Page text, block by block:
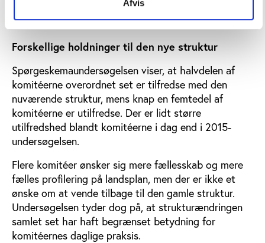
Afvis
kerneaktiviteter – som f.eks. at finde lokaler, lokale
samarbejdspartnere og relevante oplægsholdere.
Forskellige holdninger til den nye struktur
Spørgeskemaundersøgelsen viser, at halvdelen af
komitéerne overordnet set er tilfredse med den
nuværende struktur, mens knap en femtedel af
komitéerne er utilfredse. Der er lidt større
utilfredshed blandt komitéerne i dag end i 2015-
undersøgelsen.
Flere komitéer ønsker sig mere fællesskab og mere
fælles profilering på landsplan, men der er ikke et
ønske om at vende tilbage til den gamle struktur.
Undersøgelsen tyder dog på, at strukturændringen
samlet set har haft begrænset betydning for
komitéernes daglige praksis.